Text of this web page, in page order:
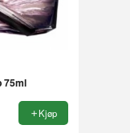
75ml
Kjøp